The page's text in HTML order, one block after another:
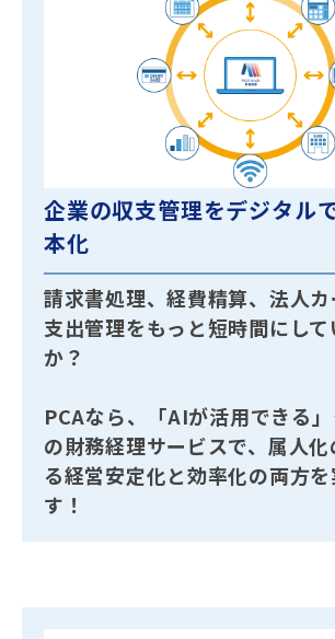
企業の収支管理をデジタル
本化
請求書処理、経費精算、法人
支出管理をもっと短時間にして
か？
PCAなら、「AIが活用できる
の財務経理サービスで、属人
る経営安定化と効率化の両方
す！